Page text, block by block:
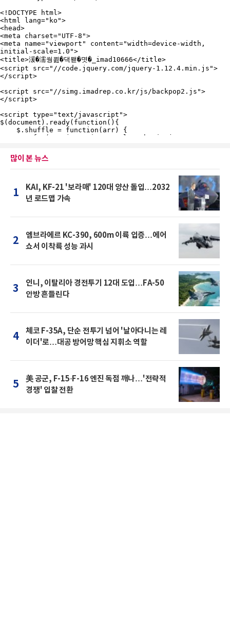
많이 본 뉴스
1
KAI, KF-21 '보라매' 120대 양산 돌입…2032
년 로드맵 가속
2
엠브라에르 KC-390, 600m 이륙 입증…에어
쇼서 이착륙 성능 과시
3
인니, 이탈리아 경전투기 12대 도입…FA-50
안방 흔들린다
4
체코 F-35A, 단순 전투기 넘어 '날아다니는 레
이더'로…대공 방어망 핵심 지휘소 역할
5
美 공군, F-15·F-16 엔진 독점 깨나…'전략적
경쟁' 입찰 전환